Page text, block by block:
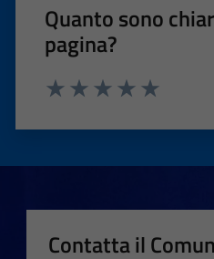
Quanto sono
pagina?
Contatta il